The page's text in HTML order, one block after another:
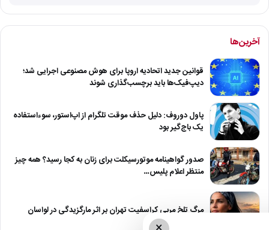
آخرین‌ها
قوانین جدید اتحادیه اروپا برای هوش مصنوعی اجرایی شد؛
دیپ‌فیک‌ها باید برچسب‌گذاری شوند
پاول دوروف: دلیل حذف موقت تلگرام از اپ‌استور، سوءاستفاده
یک باج‌گیر بود
صدور گواهینامه موتورسیکلت برای زنان به کجا رسید؟ همه چیز
منتظر اعلام پلیس…
مرگ تلخ مربی کراسفیت تهران بر اثر مارگزیدگی در لواسان